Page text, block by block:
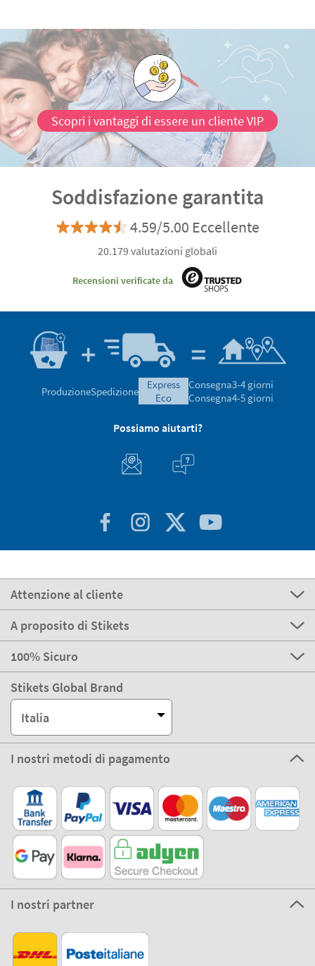
Scopri i vantaggi di essere un cliente VIP
Soddisfazione garantita
4.59/5.00 Eccellente
20.179 valutazioni globali
Recensioni verificate da
ProduzioneSpedizione
express
eco
Consegna3-4 giorni
Consegna4-5 giorni
Possiamo aiutarti?
Attenzione al cliente
A proposito di Stikets
100% Sicuro
Stikets Global Brand
Italia
I nostri metodi di pagamento
I nostri partner